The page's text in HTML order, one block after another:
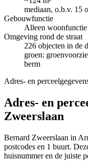
mediaan, o.b.v. 15
Gebouwfunctie
Alleen woonfunctie
Omgeving rond de straat
226 objecten in de
groen:
berm
Adres- en
Adres- en
Zweerslaan
Bernard Zweerslaan in
postcodes en 1 buurt.
huisnummer en de juiste